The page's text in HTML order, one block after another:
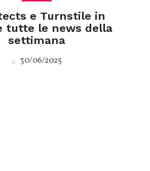
e Turnstile in
tutte le news della
settimana
30/06/2025